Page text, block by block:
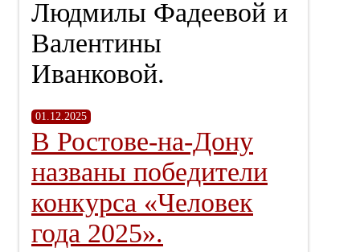
Людмилы Фадеевой и
Валентины
Иванковой.
01.12.2025
В Ростове-на-Дону
названы победители
конкурса «Человек
года 2025».